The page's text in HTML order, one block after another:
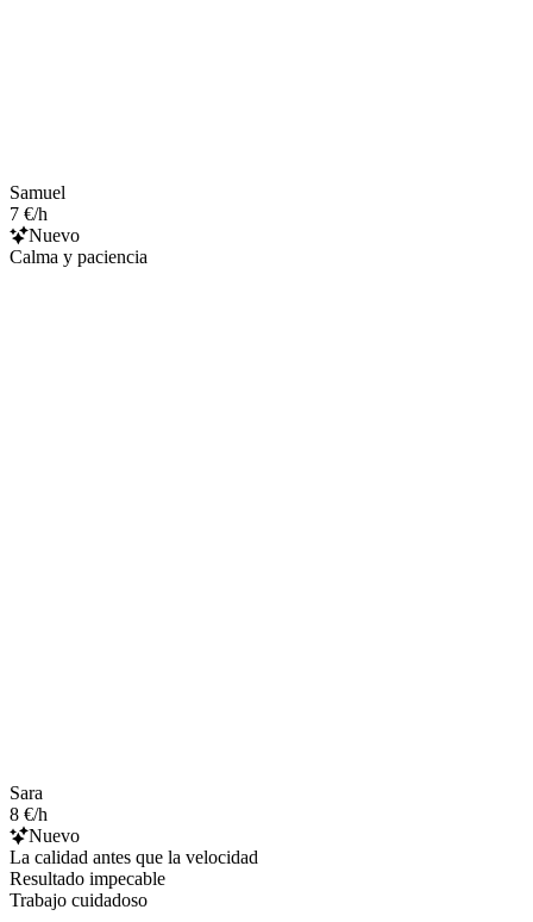
Samuel
7 €/h
Nuevo
Calma y paciencia
Sara
8 €/h
Nuevo
La calidad antes que la velocidad
Resultado impecable
Trabajo cuidadoso